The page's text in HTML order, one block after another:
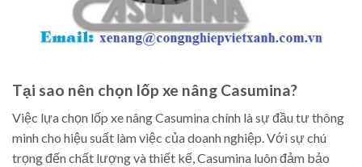
Tại sao nên chọn lốp xe nâng Casumina?
Việc lựa chọn lốp xe nâng Casumina chính là sự đầu tư thông
minh cho hiệu suất làm việc của doanh nghiệp. Với sự chú
trọng đến chất lượng và thiết kế, Casumina luôn đảm bảo